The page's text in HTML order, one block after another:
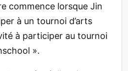
commence lorsque Jin
à un tournoi d’arts
à participer au tournoi
».